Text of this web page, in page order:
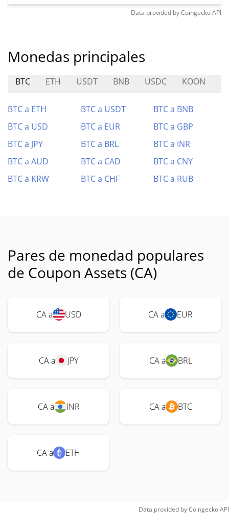
Data provided byCoingeckoAPI
Monedas principales
BTC ETH USDT BNB USDC KOON
BTC a ETH BTC a USDT
BTC a BNB
BTC a USD
BTC a EUR
BTC a GBP
BTC a JPY
BTC a BRL
BTC a INR
BTC a AUD
BTC a CAD
BTC a CNY
BTC a KRW
BTC a CHF BTC a RUB
Pares de monedad populares
de Coupon Assets (CA)
CA a USD CA a EUR
CA a JPY CA a BRL
CA a INR CA a BTC
CA a ETH
Data provided byCoingeckoAPI